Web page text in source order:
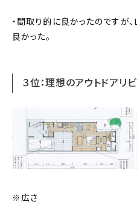
・間取り的に良かったのですが
良かった。
３位：理想のアウトドアリ
※広さ